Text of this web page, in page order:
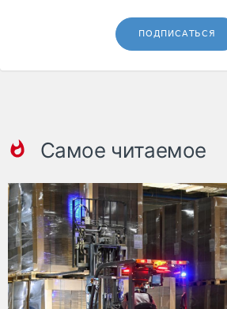
ПОДПИСАТЬСЯ
Самое читаемое